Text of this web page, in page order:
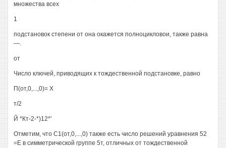
множества всех
1
подстановок степени от она окажется полноцикловои, также равна
—.
от
Число ключей, приводящих к тождественной подстановке, равно
П(от,0,...,0)= X
т/2
Й *Кт-2-*)12*'
Отметим, что С1(от,0,...,0) также есть число решений уравнения 52
=Е в симметрической группе 5т, отличных от тождественной